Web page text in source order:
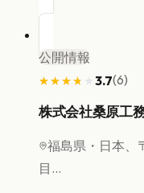
公開情報
★★★★★
★★★★★ 3.7(6)
株式会社桑原工
福島県 ・日本
目...